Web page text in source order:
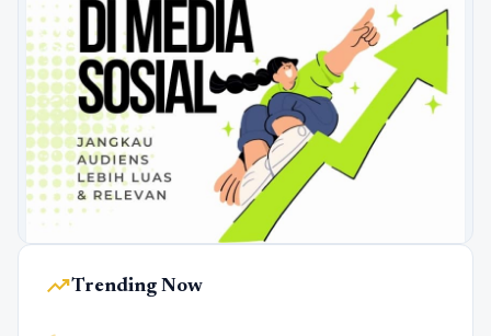
trending_upTrending Now